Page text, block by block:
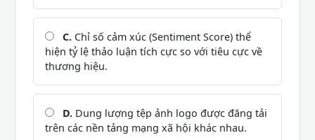
C. Chỉ số cảm xúc (Sentiment Score) thể
hiện tỷ lệ thảo luận tích cực so với tiêu cực về
thương hiệu.
D. Dung lượng tệp ảnh logo được đăng tải
trên các nền tảng mạng xã hội khác nhau.